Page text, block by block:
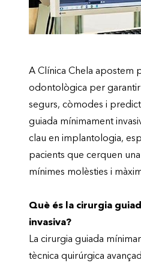
A Clínica Chela apostem
odontològica per garantir
segurs, còmodes i
guiada mínimament
clau en implantologia,
pacients que cerquen
mínimes molèsties i
Què és la cirurgia
invasiva?
La cirurgia guiada
tècnica quirúrgica